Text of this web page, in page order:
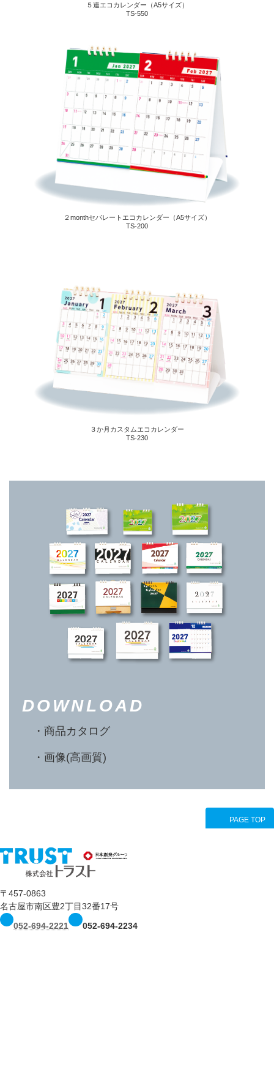
５連エコカレンダー（A5サイズ）
TS-550
２monthセパレートエコカレンダー（A5サイズ）
TS-200
３か月カスタムエコカレンダー
TS-230
DOWNLOAD
・ 商品カタログ
・ 画像(高画質)
PAGE TOP
〒457-0863
名古屋市南区豊2丁目32番17号
052-694-2221 052-694-2234